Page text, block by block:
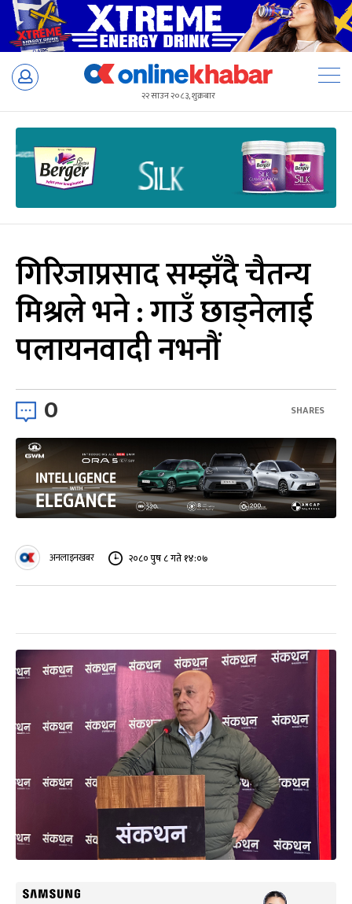
Skip
२२ साउन २०८३, शुक्रबार
गिरिजाप्रसाद सम्झँदै चैतन्य
मिश्रले भने : गाउँ छाड्नेलाई
पलायनवादी नभनौं
0 SHARES
अनलाइनखबर २०८० पुष ८ गते १४:०७